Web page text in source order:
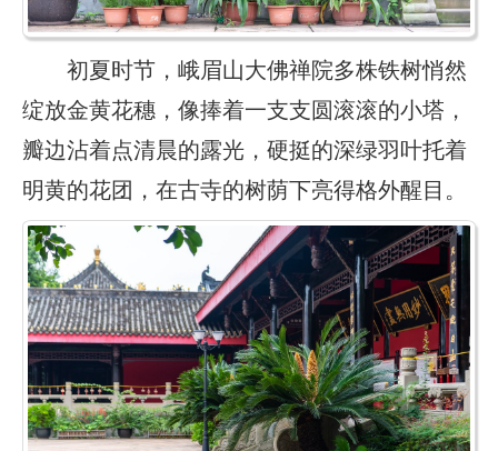
初夏时节，峨眉山大佛禅院多株铁树悄然
绽放金黄花穗，像捧着一支支圆滚滚的小塔，
瓣边沾着点清晨的露光，硬挺的深绿羽叶托着
明黄的花团，在古寺的树荫下亮得格外醒目。